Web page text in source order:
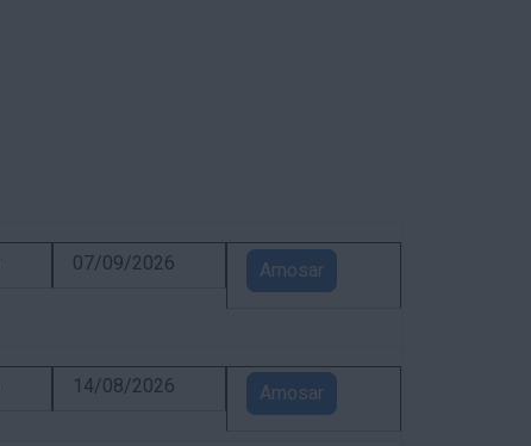
07/09/2026 Amosar
14/08/2026 Amosar